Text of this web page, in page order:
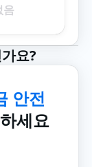
음
요?
안전
세요